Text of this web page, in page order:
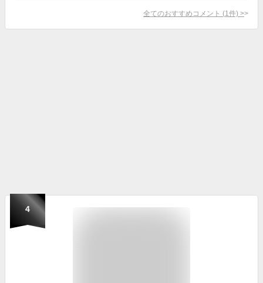
全てのおすすめコメント (1 件) >
4